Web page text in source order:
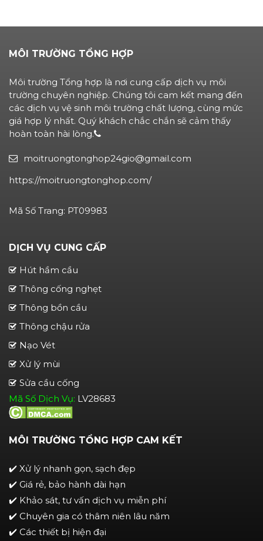
MÔI TRƯỜNG TỔNG HỢP
Môi trường Tổng hợp là nơi cung cấp dịch vụ môi
trường chuyên nghiệp. Chúng tôi cam kết mang đến
các dịch vụ vệ sinh môi trường chất lượng, cùng mức
giá hợp lý nhất. Quý khách chắc chắn sẽ cảm thấy
hoàn toàn hài lòng.
moitruongtonghop24gio@gmail.com
https://moitruongtonghop.com/
Mã Số Trang: PT09983
DỊCH VỤ CUNG CẤP
Hút hầm cầu
Thông cống nghẹt
Thông bồn cầu
Thông chậu rửa
Nạo Vét
Xử lý mùi
Sửa cầu cống
Mã Số Dịch Vụ: LV28683
MÔI TRƯỜNG TỔNG HỢP CAM KẾT
✔️ Xử lý nhanh gọn, sạch đẹp
✔️ Giá rẻ, bảo hành dài hạn
✔️ Khảo sát, tư vấn dịch vụ miễn phí
✔️ Chuyên gia có thâm niên lâu năm
✔️ Các thiết bị hiện đại